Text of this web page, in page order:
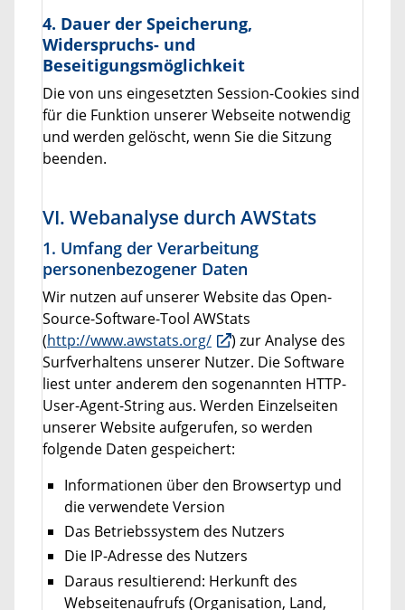
4. Dauer der Speicherung,
Widerspruchs- und
Beseitigungsmöglichkeit
Die von uns eingesetzten Session-Cookies sind
für die Funktion unserer Webseite notwendig
und werden gelöscht, wenn Sie die Sitzung
beenden.
VI. Webanalyse durch AWStats
1. Umfang der Verarbeitung
personenbezogener Daten
Wir nutzen auf unserer Website das Open-
Source-Software-Tool AWStats
(http://www.awstats.org/
) zur Analyse des
Surfverhaltens unserer Nutzer. Die Software
liest unter anderem den sogenannten HTTP-
User-Agent-String aus. Werden Einzelseiten
unserer Website aufgerufen, so werden
folgende Daten gespeichert:
Informationen über den Browsertyp und
die verwendete Version
Das Betriebssystem des Nutzers
Die IP-Adresse des Nutzers
Daraus resultierend: Herkunft des
Webseitenaufrufs (Organisation, Land,